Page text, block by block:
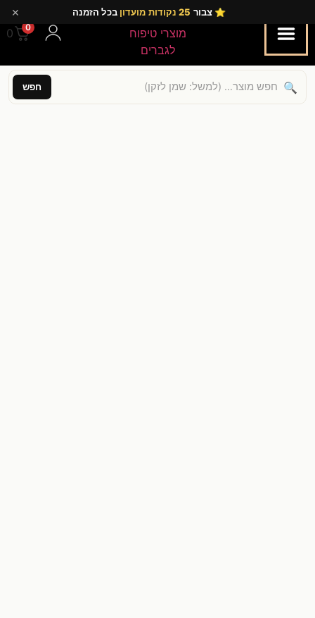
0
0.00
🔍 חפש
⭐ צבור 25 נקודות מועדון בכל הזמנה ×